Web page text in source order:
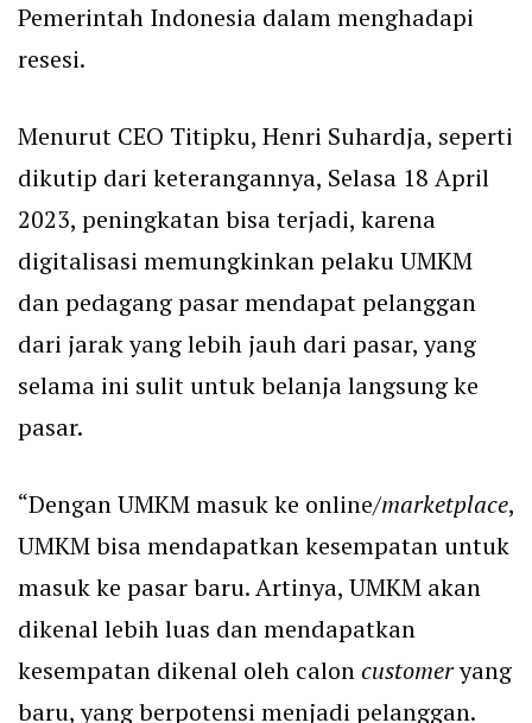
Pemerintah Indonesia dalam menghadapi
resesi.
Menurut CEO Titipku, Henri Suhardja, seperti
dikutip dari keterangannya, Selasa 18 April
2023, peningkatan bisa terjadi, karena
digitalisasi memungkinkan pelaku UMKM
dan pedagang pasar mendapat pelanggan
dari jarak yang lebih jauh dari pasar, yang
selama ini sulit untuk belanja langsung ke
pasar.
“Dengan UMKM masuk ke online/marketplace,
UMKM bisa mendapatkan kesempatan untuk
masuk ke pasar baru. Artinya, UMKM akan
dikenal lebih luas dan mendapatkan
kesempatan dikenal oleh caloncustomeryang
baru, yang berpotensi menjadi pelanggan.